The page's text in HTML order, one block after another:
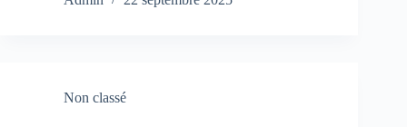
Non classé